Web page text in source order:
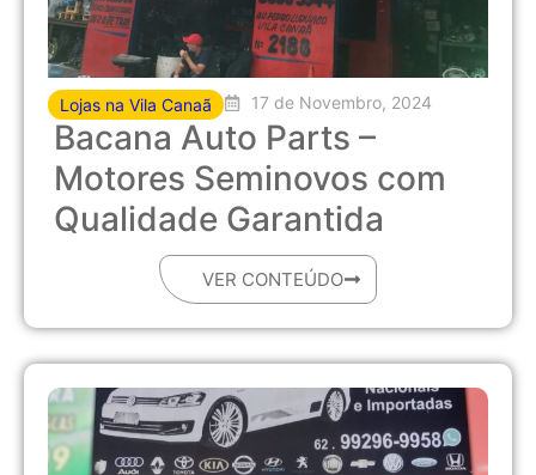
Lojas na Vila Canaã 17 de Novembro, 2024
Bacana Auto Parts –
Motores Seminovos com
Qualidade Garantida
VER CONTEÚDO